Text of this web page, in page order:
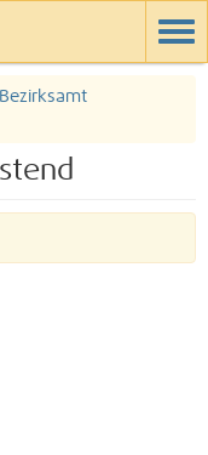
Bezirksamt